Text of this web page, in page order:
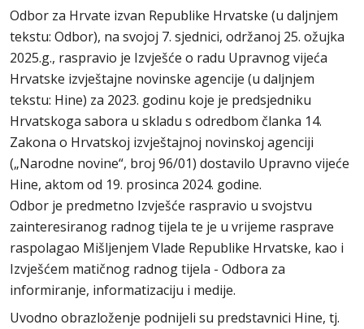
Odbor za Hrvate izvan Republike Hrvatske (u daljnjem
tekstu: Odbor), na svojoj 7. sjednici, održanoj 25. ožujka
2025.g., raspravio je Izvješće o radu Upravnog vijeća
Hrvatske izvještajne novinske agencije (u daljnjem
tekstu: Hine) za 2023. godinu koje je predsjedniku
Hrvatskoga sabora u skladu s odredbom članka 14.
Zakona o Hrvatskoj izvještajnoj novinskoj agenciji
(„Narodne novine“, broj 96/01) dostavilo Upravno vijeće
Hine, aktom od 19. prosinca 2024. godine.
Odbor je predmetno Izvješće raspravio u svojstvu
zainteresiranog radnog tijela te je u vrijeme rasprave
raspolagao Mišljenjem Vlade Republike Hrvatske, kao i
Izvješćem matičnog radnog tijela - Odbora za
informiranje, informatizaciju i medije.
Uvodno obrazloženje podnijeli su predstavnici Hine, tj.